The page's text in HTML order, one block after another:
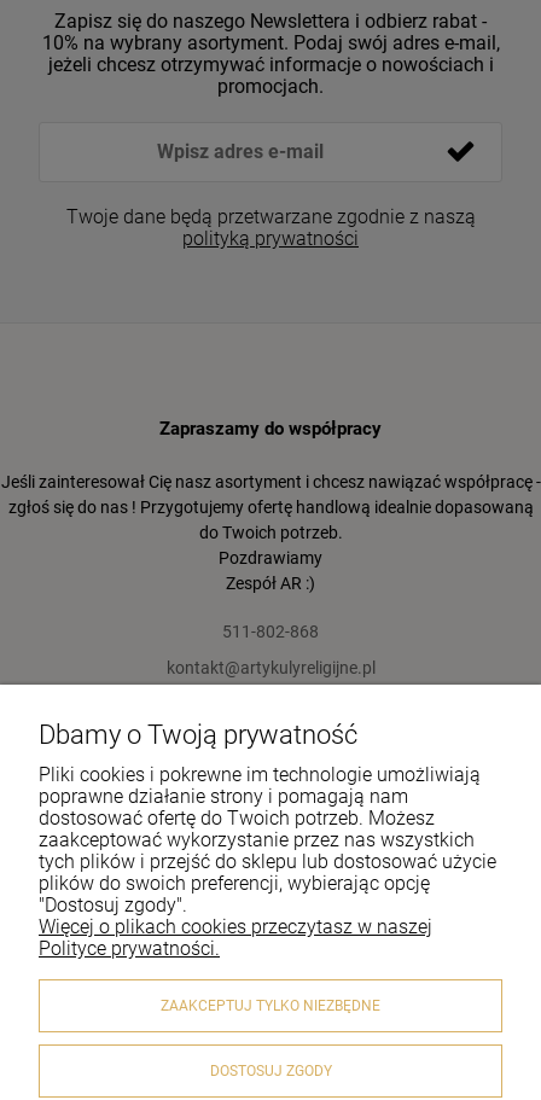
Zapisz się do naszego Newslettera i odbierz rabat -
10% na wybrany asortyment. Podaj swój adres e-mail,
jeżeli chcesz otrzymywać informacje o nowościach i
promocjach.
Twoje dane będą przetwarzane zgodnie z naszą
polityką prywatności
Zapraszamy do współpracy
Jeśli zainteresował Cię nasz asortyment i chcesz nawiązać współpracę -
zgłoś się do nas ! Przygotujemy ofertę handlową idealnie dopasowaną
do Twoich potrzeb.
Pozdrawiamy
Zespół AR :)
511-802-868
kontakt@artykulyreligijne.pl
Pomoc
Moje konto
Płatności i dostawa
Informacje
O nas
© 2020 artykulyreligijne.pl . Wszelkie prawa zastrzeżone.
Dbamy o Twoją prywatność
Pliki cookies i pokrewne im technologie umożliwiają
poprawne działanie strony i pomagają nam
dostosować ofertę do Twoich potrzeb. Możesz
zaakceptować wykorzystanie przez nas wszystkich
tych plików i przejść do sklepu lub dostosować użycie
plików do swoich preferencji, wybierając opcję
"Dostosuj zgody".
Więcej o plikach cookies przeczytasz w naszej
Polityce prywatności.
ZAAKCEPTUJ TYLKO NIEZBĘDNE
DOSTOSUJ ZGODY